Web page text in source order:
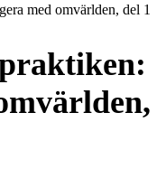
med omvärlden, del 1